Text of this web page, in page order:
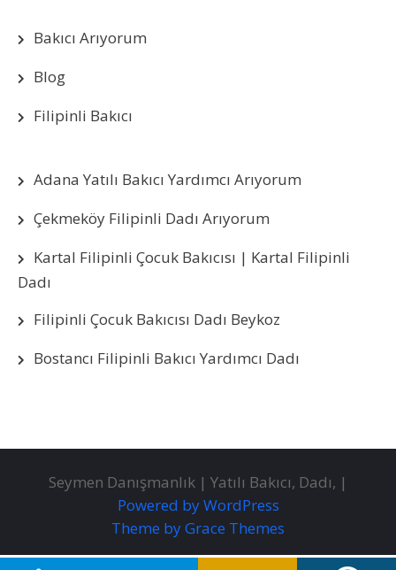
Bakıcı Arıyorum
Blog
Filipinli Bakıcı
Adana Yatılı Bakıcı Yardımcı Arıyorum
Çekmeköy Filipinli Dadı Arıyorum
Kartal Filipinli Çocuk Bakıcısı | Kartal Filipinli
Dadı
Filipinli Çocuk Bakıcısı Dadı Beykoz
Bostancı Filipinli Bakıcı Yardımcı Dadı
Seymen Danışmanlık | Yatılı Bakıcı, Dadı, |
Powered by WordPress
Theme by Grace Themes